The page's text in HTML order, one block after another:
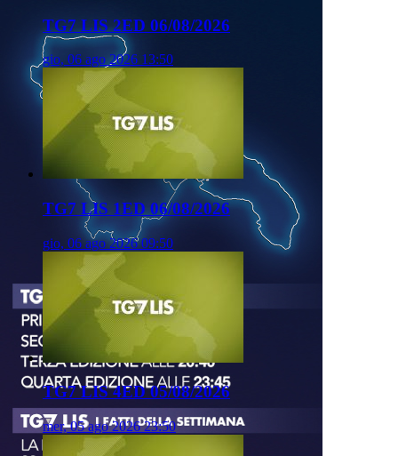
TG7 LIS 2ED 06/08/2026
gio, 06 ago 2026 13:50
TG7 LIS 1ED 06/08/2026
gio, 06 ago 2026 09:50
TG7 LIS 4ED 05/08/2026
mer, 05 ago 2026 23:50